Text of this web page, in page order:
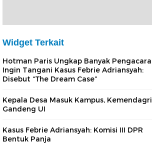
Widget Terkait
Hotman Paris Ungkap Banyak Pengacara
Ingin Tangani Kasus Febrie Adriansyah:
Disebut “The Dream Case”
Kepala Desa Masuk Kampus, Kemendagri
Gandeng UI
Kasus Febrie Adriansyah: Komisi III DPR
Bentuk Panja